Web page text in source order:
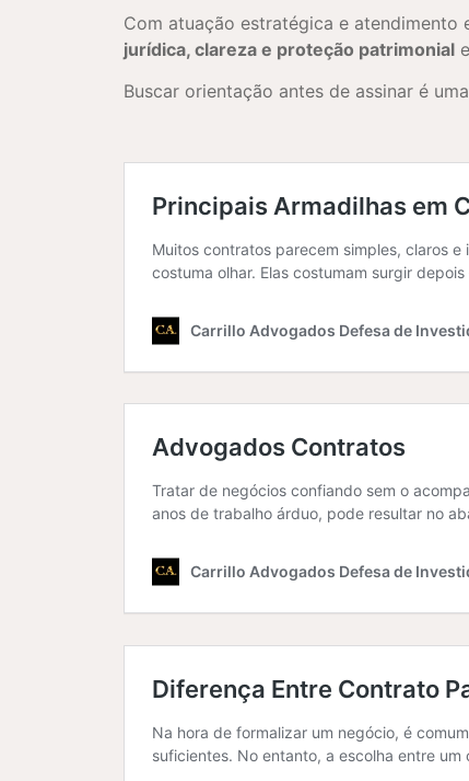
Com atuação estratégica e atendimento
jurídica, clareza e proteção patrimonial
Buscar orientação antes de assinar é